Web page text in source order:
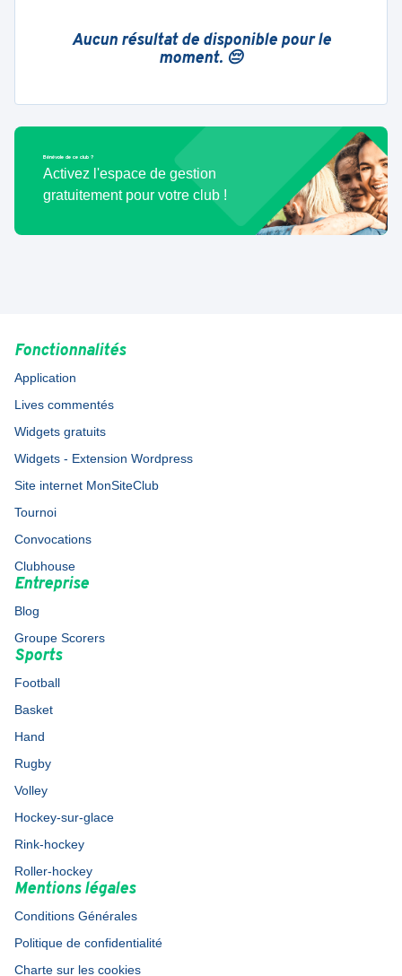
Aucun résultat de disponible pour le
moment. 😔
Bénévole de ce club ?
Activez l'espace de gestion
gratuitement pour votre club !
Fonctionnalités
Application
Lives commentés
Widgets gratuits
Widgets - Extension Wordpress
Site internet MonSiteClub
Tournoi
Convocations
Clubhouse
Entreprise
Blog
Groupe Scorers
Sports
Football
Basket
Hand
Rugby
Volley
Hockey-sur-glace
Rink-hockey
Roller-hockey
Mentions légales
Conditions Générales
Politique de confidentialité
Charte sur les cookies